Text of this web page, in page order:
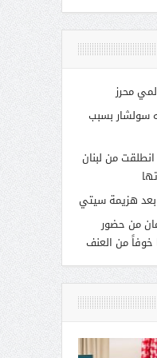
محرز
سولشار بسبب
من لبنان
بعد هزيمة سيتي
من حضور
خوفاً من العنف